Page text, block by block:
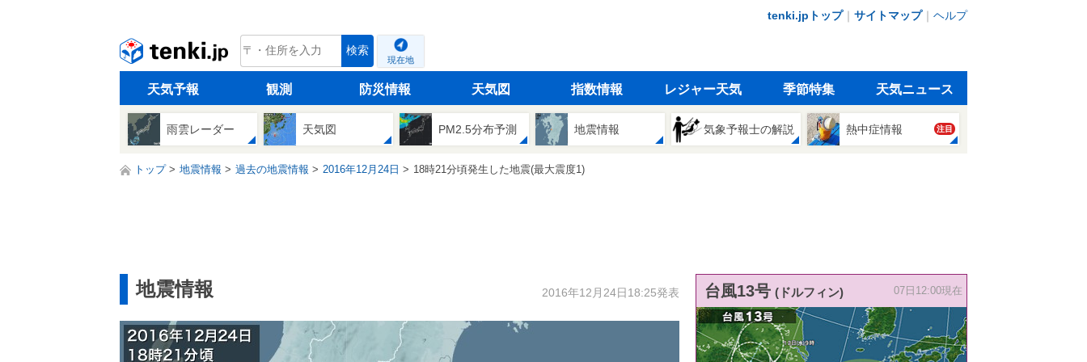
tenki.jpトップ｜ サイトマップ｜ ヘルプ
tenki.jp 検索
現在地
天気予報 観測 防災情報 天気図 指数情報 レジャー天気 季節特集 天気ニュース
雨雲レーダー 天気図 PM2.5分布予測 地震情報 気象予報士の解説 熱中症情報 注目
トップ 地震情報 過去の地震情報 2016年12月24日 18時21分頃発生した地震(最大震度1)
地震情報 2016年12月24日18:25発表 台風13号 (ドルフィン) 07日12:00現在